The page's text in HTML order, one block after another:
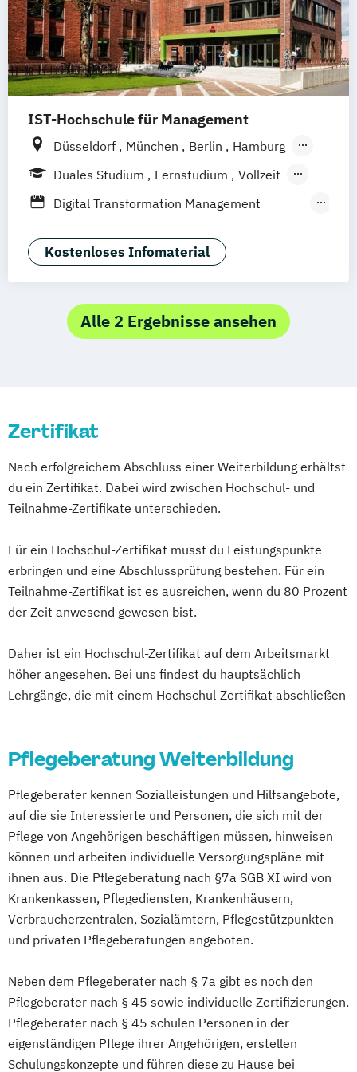
IST-Hochschule für Management
Düsseldorf München Berlin
Hamburg
Weil am Rhein
Frankfurt am Main
Essen
Duales Studium Fernstudium
Vollzeit
Berufsbegleitendes Präsenzstudium
Digital Transformation Management
Dualer MBA Health Care Management
Gesundheitsökonom
Management im Gesundheitswesen
Prävention
Kostenloses Infomaterial
Alle 2 Ergebnisse ansehen
Zertifikat
Nach erfolgreichem Abschluss einer Weiterbildung erhältst
du ein Zertifikat. Dabei wird zwischen Hochschul- und
Teilnahme-Zertifikate unterschieden.
Für ein Hochschul-Zertifikat musst du Leistungspunkte
erbringen und eine Abschlussprüfung bestehen. Für ein
Teilnahme-Zertifikat ist es ausreichen, wenn du 80 Prozent
der Zeit anwesend gewesen bist.
Daher ist ein Hochschul-Zertifikat auf dem Arbeitsmarkt
höher angesehen. Bei uns findest du hauptsächlich
Lehrgänge, die mit einem Hochschul-Zertifikat abschließen
Pflegeberatung Weiterbildung
Pflegeberater kennen Sozialleistungen und Hilfsangebote,
auf die sie Interessierte und Personen, die sich mit der
Pflege von Angehörigen beschäftigen müssen, hinweisen
können und arbeiten individuelle Versorgungspläne mit
ihnen aus. Die Pflegeberatung nach §7a SGB XI wird von
Krankenkassen, Pflegediensten, Krankenhäusern,
Verbraucherzentralen, Sozialämtern, Pflegestützpunkten
und privaten Pflegeberatungen angeboten.
Neben dem Pflegeberater nach § 7a gibt es noch den
Pflegeberater nach § 45 sowie individuelle Zertifizierungen.
Pflegeberater nach § 45 schulen Personen in der
eigenständigen Pflege ihrer Angehörigen, erstellen
Schulungskonzepte und führen diese zu Hause bei